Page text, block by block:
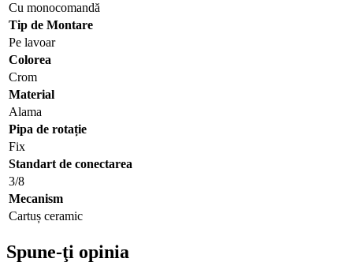
Cu monocomandă
Tip de Montare
Pe lavoar
Colorea
Crom
Material
Alama
Pipa de rotație
Fix
Standart de conectarea
3/8
Mecanism
Cartuș ceramic
Spune-ţi opinia